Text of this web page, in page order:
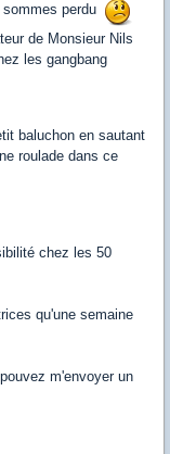
perdu
de Monsieur Nils
les gangbang
baluchon en sautant
roulade dans ce
les 50
qu'une semaine
m'envoyer un